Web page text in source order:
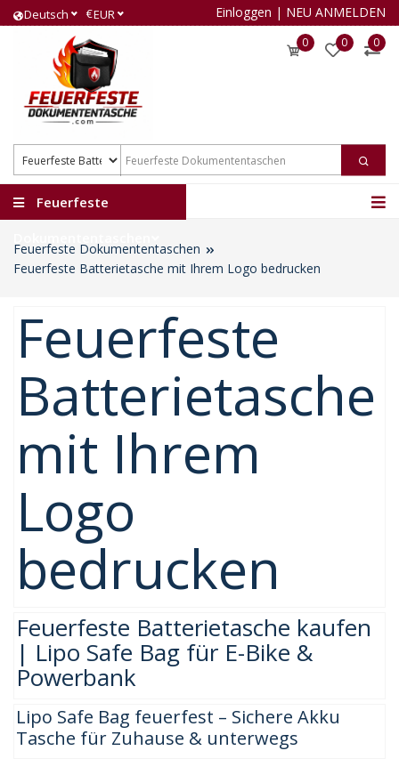
Deutsch €EUR Einloggen | NEU ANMELDEN
0 0 0
Feuerfeste
Feuerfeste Dokumententaschen
Feuerfeste Batterietasche mit Ihrem Logo bedrucken
Feuerfeste
Batterietasche
mit Ihrem
Logo
bedrucken
Feuerfeste Batterietasche kaufen
| Lipo Safe Bag für E-Bike &
Powerbank
Lipo Safe Bag feuerfest – Sichere Akku
Tasche für Zuhause & unterwegs